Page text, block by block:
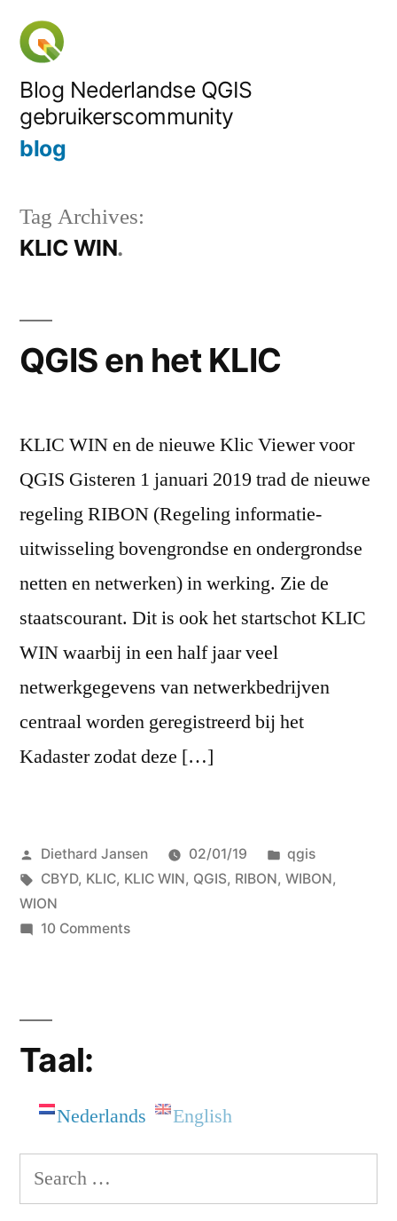
Skip
content
Blog Nederlandse QGIS
gebruikerscommunity
blog
Tag Archives:
KLIC WIN
QGIS en het KLIC
KLIC WIN en de nieuwe Klic Viewer voor
QGIS Gisteren 1 januari 2019 trad de nieuwe
regeling RIBON (Regeling informatie-
uitwisseling bovengrondse en ondergrondse
netten en netwerken) in werking. Zie de
staatscourant. Dit is ook het startschot KLIC
WIN waarbij in een half jaar veel
netwerkgegevens van netwerkbedrijven
centraal worden geregistreerd bij het
Kadaster zodat deze […]
Posted
by
Diethard Jansen 02/01/19
Posted
in
qgis
Tags:
CBYD, KLIC, KLIC WIN, QGIS, RIBON, WIBON,
WION
10 Commentson
Taal:
Nederlands English
Search
for: